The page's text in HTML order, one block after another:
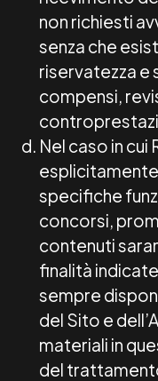
non richiesti
senza che
riservatezza e
compensi,
Nel caso in
specifiche
concorsi,
contenuti
finalità
sempre
del Sito e
materiali in
del